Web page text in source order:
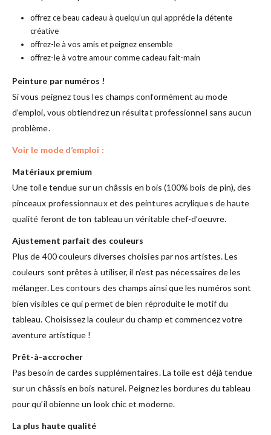
offrez ce beau cadeau à quelqu’un qui apprécie la détente
créative
offrez-le à vos amis et peignez ensemble
offrez-le à votre amour comme cadeau fait-main
Peinture par numéros !
Si vous peignez tous les champs conformément au mode
d’emploi, vous obtiendrez un résultat professionnel sans aucun
problème.
Voir le mode d’emploi :
Matériaux premium
Une toile tendue sur un châssis en bois (100% bois de pin), des
pinceaux professionnaux et des peintures acryliques de haute
qualité feront de ton tableau un véritable chef-d’oeuvre.
Ajustement parfait des couleurs
Plus de 400 couleurs diverses choisies par nos artistes. Les
couleurs sont prêtes à utiliser, il n’est pas nécessaires de les
mélanger. Les contours des champs ainsi que les numéros sont
bien visibles ce qui permet de bien réproduite le motif du
tableau. Choisissez la couleur du champ et commencez votre
aventure artistique !
Prêt-à-accrocher
Pas besoin de cardes supplémentaires. La toile est déjà tendue
sur un châssis en bois naturel. Peignez les bordures du tableau
pour qu’il obienne un look chic et moderne.
La plus haute qualité